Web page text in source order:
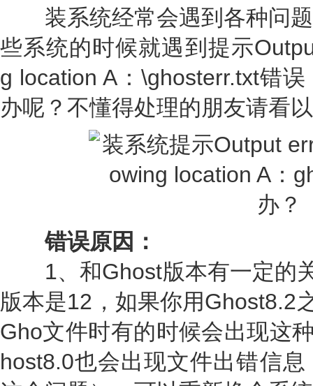
装系统经常会遇到各种问题
些系统的时候就遇到提示
g location A：\ghosterr.txt错
办呢？不懂得处理的朋友请看
错误原因：
1、和Ghost版本有一定的
版本是12，如果你用Ghost8.2
Gho文件时有的时候会出现这
host8.0也会出现文件出错信